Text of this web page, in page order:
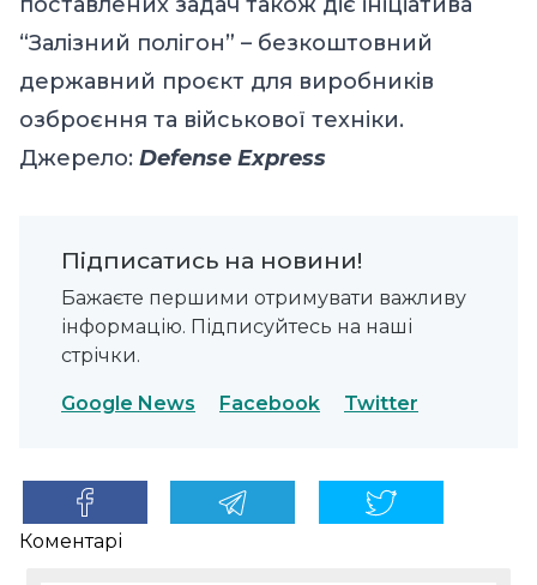
“Залізний полігон” – безкоштовний
державний проєкт для виробників
озброєння та військової техніки.
Джерело: Defense Express
Підписатись на новини!
Бажаєте першими отримувати важливу
інформацію. Підписуйтесь на наші
стрічки.
Google News Facebook Twitter
Коментарі